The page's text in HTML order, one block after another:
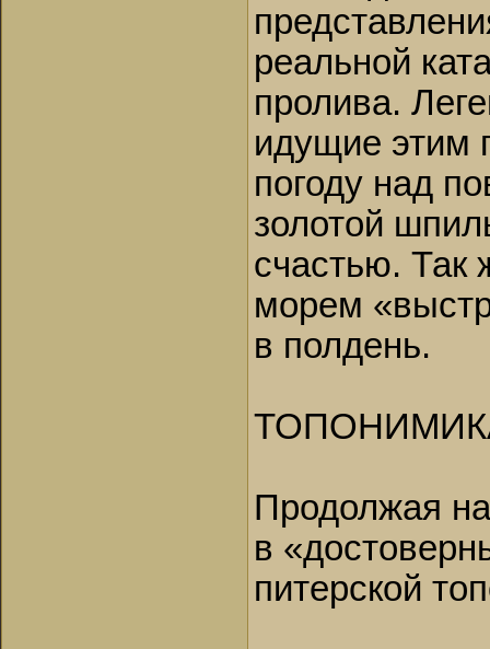
реальной
пролива.
идущие этим
погоду над
золотой
счастью. Так
морем
в полдень.
Продолжая
в
питерской